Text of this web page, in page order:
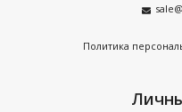
Политика